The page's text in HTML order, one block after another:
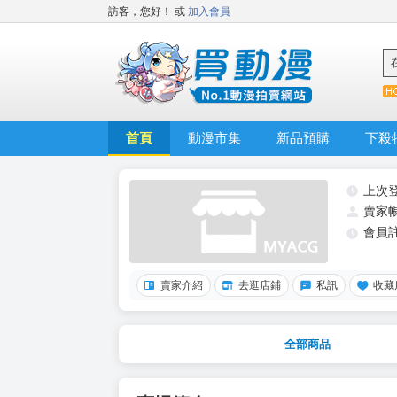
訪客，您好！ 或 加入會員
首頁 動漫市集 新品預購 下殺
上次
賣家
會員
賣家介紹 去逛店鋪 私訊 收藏
全部商品